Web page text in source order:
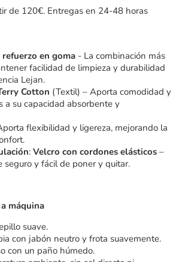
de 120€. Entregas en 24-48 horas
refuerzo en goma - La combinación más
facilidad de limpieza y durabilidad
Lejan.
Cotton (Textil) – Aporta comodidad y
a su capacidad absorbente y
flexibilidad y ligereza, mejorando la
: Velcro con cordones elásticos –
seguro y fácil de poner y quitar.
máquina
suave.
con jabón neutro y frota suavemente.
con un paño húmedo.